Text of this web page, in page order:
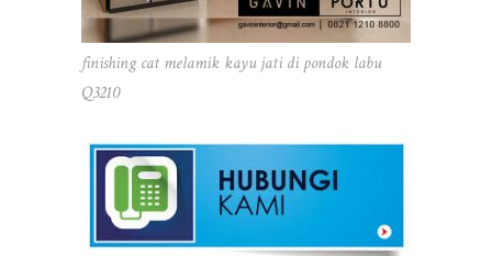
finishing cat melamik kayu jati di pondok labu
Q3210